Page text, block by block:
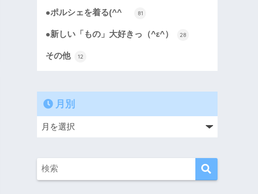
●ポルシェを着る(^^ゞ 81
●新しい「もの」大好きっ（^ε^） 28
その他 12
月別